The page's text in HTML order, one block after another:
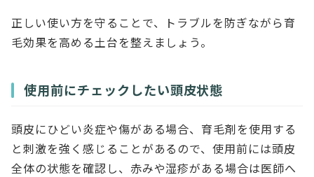
正しい使い方を守ることで、トラブルを防ぎながら育
毛効果を高める土台を整えましょう。
使用前にチェックしたい頭皮状態
頭皮にひどい炎症や傷がある場合、育毛剤を使用する
と刺激を強く感じることがあるので、使用前には頭皮
全体の状態を確認し、赤みや湿疹がある場合は医師へ